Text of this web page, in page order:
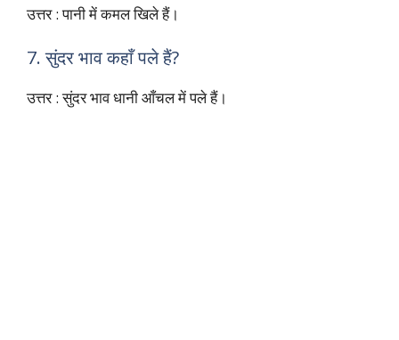
उत्तर : पानी में कमल खिले हैं।
7. सुंदर भाव कहाँ पले हैं?
उत्तर : सुंदर भाव धानी आँचल में पले हैं।